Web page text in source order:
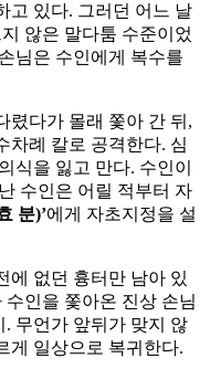
고 있다. 그러던 어느 날
않은 말다툼 수준이었
님은 수인에게 복수를
렸다가 몰래 쫓아 간 뒤,
차례 칼로 공격한다. 심
식을 잃고 만다. 수인이
수인은 어릴 적부터 자
분)’에게 자초지정을 설
에 없던 흉터만 남아 있
인을 쫓아온 진상 손님
무언가 앞뒤가 맞지 않
게 일상으로 복귀한다.